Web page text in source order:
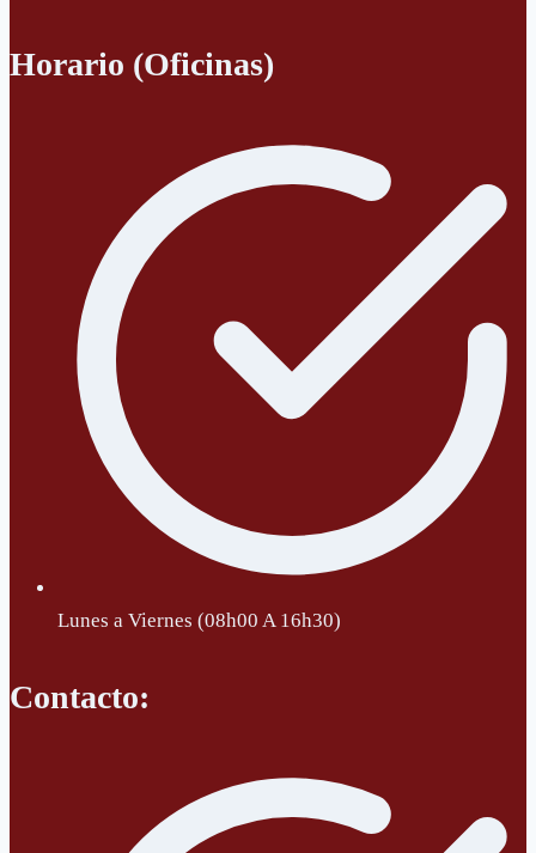
Horario (Oficinas)
Lunes a Viernes (08h00 A 16h30)
Contacto: